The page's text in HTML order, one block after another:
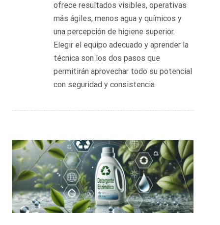
ofrece resultados visibles, operativas
más ágiles, menos agua y químicos y
una percepción de higiene superior.
Elegir el equipo adecuado y aprender la
técnica son los dos pasos que
permitirán aprovechar todo su potencial
con seguridad y consistencia